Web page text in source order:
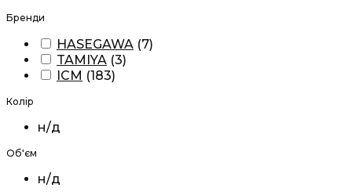
Бренди
HASEGAWA (7)
TAMIYA (3)
ICM (183)
Колір
н/д
Об'єм
н/д